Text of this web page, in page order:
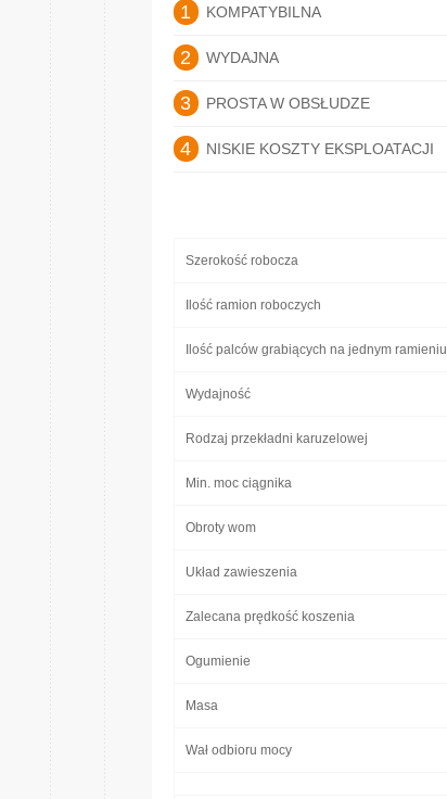
1 KOMPATYBILNA
2 WYDAJNA
3 PROSTA W OBSŁUDZE
4 NISKIE KOSZTY EKSPLOATACJI
Szerokość robocza
Ilość ramion roboczych
Ilość palców grabiących na jednym ramieniu
Wydajność
Rodzaj przekładni karuzelowej
Min. moc ciągnika
Obroty wom
Układ zawieszenia
Zalecana prędkość koszenia
Ogumienie
Masa
Wał odbioru mocy